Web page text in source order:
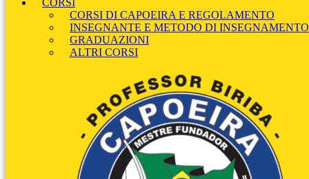
CORSI
CORSI DI CAPOEIRA E REGOLAMENTO
INSEGNANTE E METODO DI INSEGNAMENTO
GRADUAZIONI
ALTRI CORSI